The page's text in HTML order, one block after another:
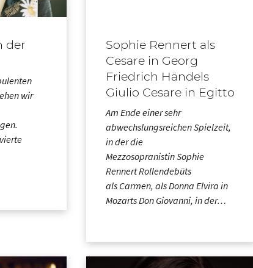
der
wir
Sophie Rennert als
Cesare in Georg
Friedrich Händels
Giulio Cesare in Egitto
Am Ende einer sehr
abwechslungsreichen Spielzeit,
in der die
Mezzosopranistin Sophie
Rennert Rollendebüts
als Carmen, als Donna Elvira in
Mozarts Don Giovanni, in der…